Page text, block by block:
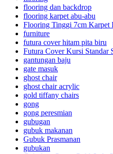
flooring dan backdrop
flooring karpet abu-abu
Flooring Tinggi 7cm Karpet
furniture
futura cover hitam pita biru
Futura Cover Kursi Standar
gantungan baju
gate masuk
ghost chair
ghost chair acrylic
gold tiffany chairs
gong
gong peresmian
gubugan
gubuk makanan
Gubuk Prasmanan
gubukan